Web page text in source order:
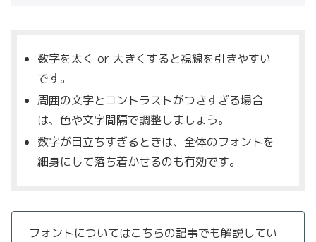
数字を太く or 大きくすると視線を引きやすい
です。
周囲の文字とコントラストがつきすぎる場合
は、色や文字間隔で調整しましょう。
数字が目立ちすぎるときは、全体のフォントを
細身にして落ち着かせるのも有効です。
フォントについてはこちらの記事でも解説してい